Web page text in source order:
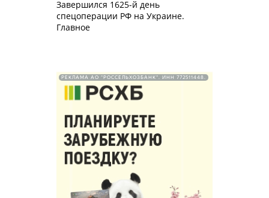
Завершился 1625-й день
спецоперации РФ на Украине.
Главное
РЕКЛАМА АО "РОССЕЛЬХОЗБАНК". ИНН 772511448.